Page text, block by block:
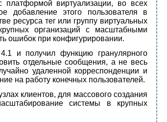
платформой виртуализации, во всех
добавление этого пользователя в
ресурса тег или группу виртуальных
организаций с масштабными
ошибок при конфигурировании.
и получил функцию гранулярного
отдельные сообщения, а не весь
удаленной корреспонденции и
на работу конечных пользователей.
клиентов, для массового создания
системы в крупных